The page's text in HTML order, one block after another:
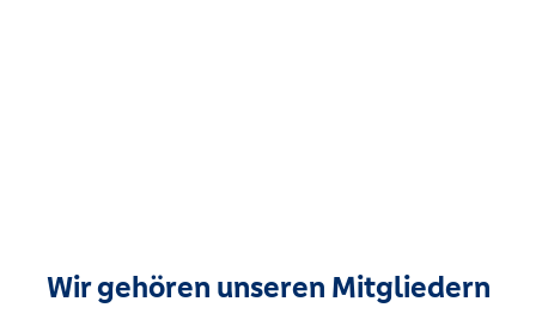
Wir gehören unseren Mitgliedern